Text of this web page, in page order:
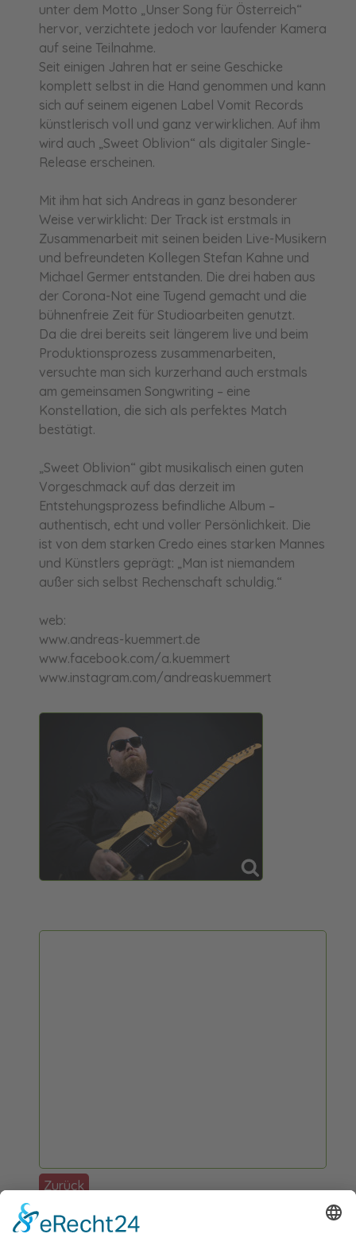
unter dem Motto „Unser Song für Österreich“
hervor, verzichtete jedoch vor laufender Kamera
auf seine Teilnahme.
Seit einigen Jahren hat er seine Geschicke
komplett selbst in die Hand genommen und kann
sich auf seinem eigenen Label Vomit Records
künstlerisch voll und ganz verwirklichen. Auf ihm
wird auch „Sweet Oblivion“ als digitaler Single-
Release erscheinen.
Mit ihm hat sich Andreas in ganz besonderer
Weise verwirklicht: Der Track ist erstmals in
Zusammenarbeit mit seinen beiden Live-Musikern
und befreundeten Kollegen Stefan Kahne und
Michael Germer entstanden. Die drei haben aus
der Corona-Not eine Tugend gemacht und die
bühnenfreie Zeit für Studioarbeiten genutzt.
Da die drei bereits seit längerem live und beim
Produktionsprozess zusammenarbeiten,
versuchte man sich kurzerhand auch erstmals
am gemeinsamen Songwriting – eine
Konstellation, die sich als perfektes Match
bestätigt.
„Sweet Oblivion“ gibt musikalisch einen guten
Vorgeschmack auf das derzeit im
Entstehungsprozess befindliche Album –
authentisch, echt und voller Persönlichkeit. Die
ist von dem starken Credo eines starken Mannes
und Künstlers geprägt: „Man ist niemandem
außer sich selbst Rechenschaft schuldig.“
web:
www.andreas-kuemmert.de
www.facebook.com/a.kuemmert
www.instagram.com/andreaskuemmert
Zurück